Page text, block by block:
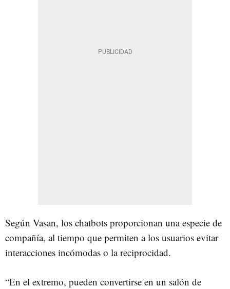
Según Vasan, los chatbots proporcionan una especie de
compañía, al tiempo que permiten a los usuarios evitar
interacciones incómodas o la reciprocidad.
“En el extremo, pueden convertirse en un salón de